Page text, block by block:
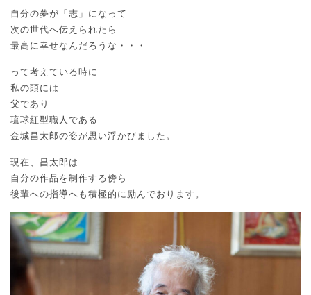
自分の夢が「志」になって
次の世代へ伝えられたら
最高に幸せなんだろうな・・・
って考えている時に
私の頭には
父であり
琉球紅型職人である
金城昌太郎の姿が思い浮かびました。
現在、昌太郎は
自分の作品を制作する傍ら
後輩への指導へも積極的に励んでおります。